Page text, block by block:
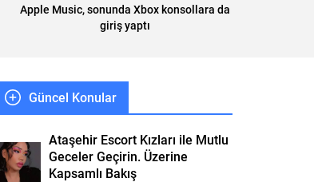
Apple Music, sonunda Xbox konsollara da
giriş yaptı
Güncel Konular
Ataşehir Escort Kızları ile Mutlu
Geceler Geçirin. Üzerine
Kapsamlı Bakış